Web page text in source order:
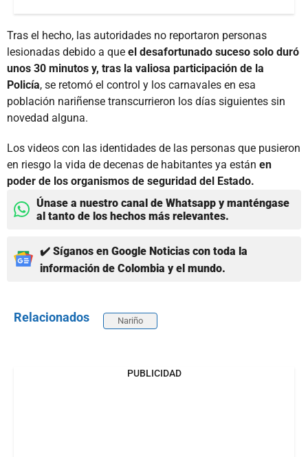
Tras el hecho, las autoridades no reportaron personas
lesionadas debido a que el desafortunado suceso solo duró
unos 30 minutos y, tras la valiosa participación de la
Policía, se retomó el control y los carnavales en esa
población nariñense transcurrieron los días siguientes sin
novedad alguna.
Los videos con las identidades de las personas que pusieron
en riesgo la vida de decenas de habitantes ya están en
poder de los organismos de seguridad del Estado.
Únase a nuestro canal de Whatsapp y manténgase
al tanto de los hechos más relevantes.
✔️ Síganos en Google Noticias con toda la
información de Colombia y el mundo.
Relacionados Nariño
PUBLICIDAD